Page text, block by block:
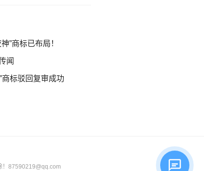
”商标已布局！
闻
商标驳回复审成功
！87590219@qq.com